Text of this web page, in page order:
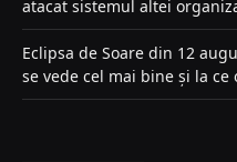
atacat sistemul altei
Eclipsa de Soare din 12
se vede cel mai bine și la ce